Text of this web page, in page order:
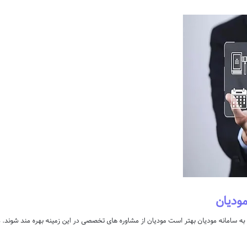
سامانه مودیان بهتر است مودیان از مشاوره های تخصصی در این زمینه بهره مند